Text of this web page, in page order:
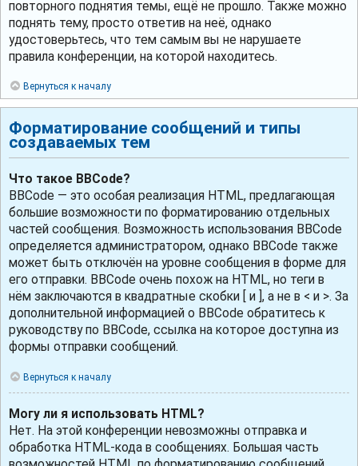
повторного поднятия темы, ещё не прошло. Также можно
поднять тему, просто ответив на неё, однако
удостоверьтесь, что тем самым вы не нарушаете
правила конференции, на которой находитесь.
Вернуться к началу
Форматирование сообщений и типы
создаваемых тем
Что такое BBCode?
BBCode — это особая реализация HTML, предлагающая
большие возможности по форматированию отдельных
частей сообщения. Возможность использования BBCode
определяется администратором, однако BBCode также
может быть отключён на уровне сообщения в форме для
его отправки. BBCode очень похож на HTML, но теги в
нём заключаются в квадратные скобки [ и ], а не в < и >. За
дополнительной информацией о BBCode обратитесь к
руководству по BBCode, ссылка на которое доступна из
формы отправки сообщений.
Вернуться к началу
Могу ли я использовать HTML?
Нет. На этой конференции невозможны отправка и
обработка HTML-кода в сообщениях. Большая часть